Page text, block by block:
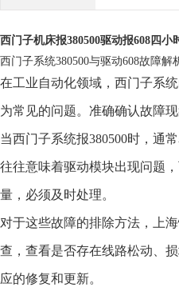
西门子机床报380500驱动报608四小
西门子系统380500与驱动608故障解
在工业自动化领域，西门子系
为常见的问题。准确确认故障
当西门子系统报380500时，通
往往意味着驱动模块出现问题
量，必须及时处理。
对于这些故障的排除方法，上
查，查看是否存在线路松动、
应的修复和更新。